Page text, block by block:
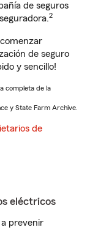
de seguros
2
de seguro
y sencillo!
completa de la
y State Farm Archive.
de
eléctricos
prevenir